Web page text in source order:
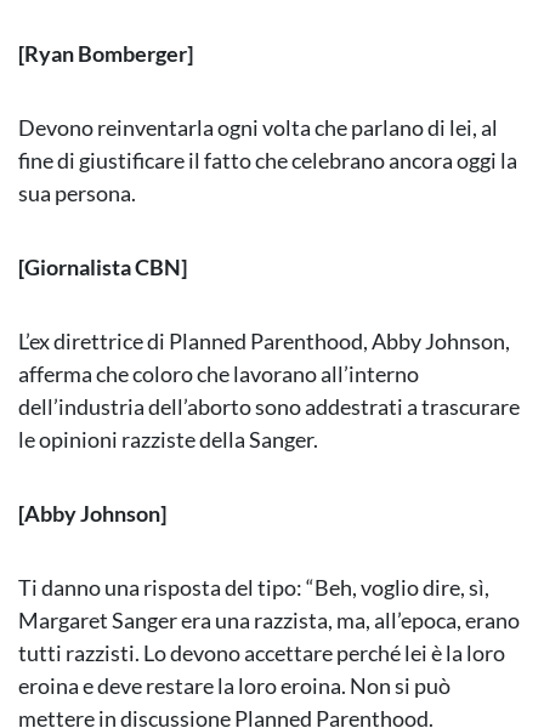
[Ryan Bomberger]
Devono reinventarla ogni volta che parlano di lei, al
fine di giustificare il fatto che celebrano ancora oggi la
sua persona.
[Giornalista CBN]
L’ex direttrice di Planned Parenthood,Abby Johnson,
afferma che coloro che lavorano all’interno
dell’industria dell’aborto sono addestrati a trascurare
le opinioni razziste della Sanger.
[Abby Johnson]
Ti danno una risposta del tipo: “Beh, voglio dire, sì,
Margaret Sanger era una razzista, ma, all’epoca, erano
tutti razzisti. Lo devono accettare perché lei è la loro
eroina e deve restare la loro eroina. Non si può
mettere in discussione Planned Parenthood.